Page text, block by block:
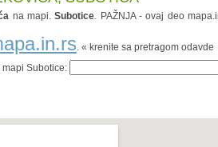
na mapi.Subotice. PAŽNJA - ovaj deo
. « krenite sa pretragom odavde
mapi Subotice: